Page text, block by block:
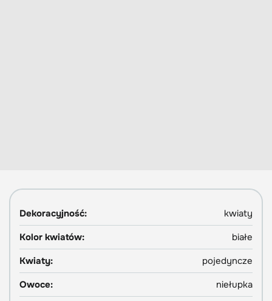
Dekoracyjność:
kwiaty
Kolor kwiatów:
białe
Kwiaty:
pojedyncze
Owoce:
niełupka